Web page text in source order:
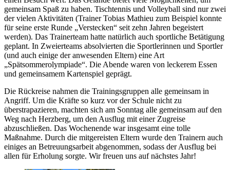
gemeinsam Spaß zu haben. Tischtennis und Volleyball sind nur zwei
der vielen Aktivitäten (Trainer Tobias Mathieu zum Beispiel konnte
für seine erste Runde „Verstecken“ seit zehn Jahren begeistert
werden). Das Trainerteam hatte natürlich auch sportliche Betätigung
geplant. In Zweierteams absolvierten die Sportlerinnen und Sportler
(und auch einige der anwesenden Eltern) eine Art
„Spätsommerolympiade“. Die Abende waren von leckerem Essen
und gemeinsamem Kartenspiel geprägt.
Die Rückreise nahmen die Trainingsgruppen alle gemeinsam in
Angriff. Um die Kräfte so kurz vor der Schule nicht zu
überstrapazieren, machten sich am Sonntag alle gemeinsam auf den
Weg nach Herzberg, um den Ausflug mit einer Zugreise
abzuschließen. Das Wochenende war insgesamt eine tolle
Maßnahme. Durch die mitgereisten Eltern wurde den Trainern auch
einiges an Betreuungsarbeit abgenommen, sodass der Ausflug bei
allen für Erholung sorgte. Wir freuen uns auf nächstes Jahr!